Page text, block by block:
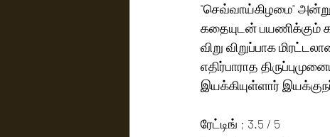
"செவ்வாய்கிழமை"
கதையுடன் பயணிக்கும்
விறு விறுப்பாக
எதிர்பாராத
இயக்கியுள்ளார்
ரேட்டிங் ; 3.5 / 5